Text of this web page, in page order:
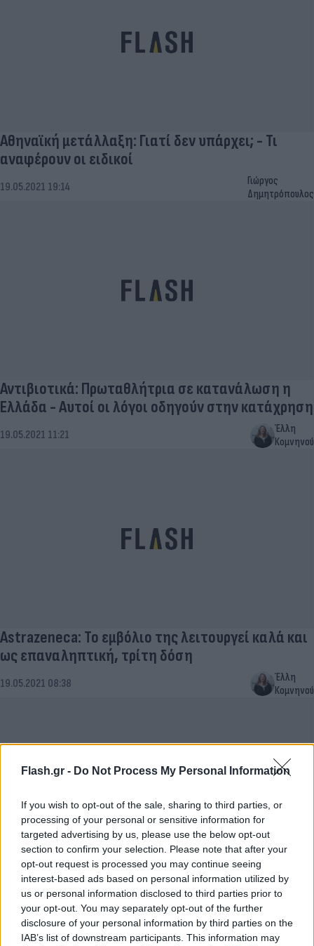
Flash.gr - Do Not Process My Personal Information
If you wish to opt-out of the sale, sharing to third parties, or
processing of your personal or sensitive information for
targeted advertising by us, please use the below opt-out
section to confirm your selection. Please note that after your
opt-out request is processed you may continue seeing
interest-based ads based on personal information utilized by
us or personal information disclosed to third parties prior to
your opt-out. You may separately opt-out of the further
disclosure of your personal information by third parties on the
IAB’s list of downstream participants. This information may
Αθηναϊκή μετάλλαξη: Γιατί δεν υπάρχει; - Τι
αναφέρουν οι ειδικοί
19.05.2021 19:14
Γιώργος
Δημητρόπουλος
Αντιβιοτικά: Πρωταθλήτρια σε κατανάλωση η
Ελλάδα - Αυτοί οι λόγοι οδηγούν στην κατάχρηση
19.05.2021 11:21
Έλλη
Κομνηνού
Astrazeneca: Το εμβόλιο της λειτουργεί καλά και
ως επαναληπτική, τρίτη δόση
19.05.2021 08:38
Έλλη
Κομνηνού
Pfizer AstraZeneca: Ασφαλής και
αποτελεσματικός ο συνδυασμός εμβολίων
18.05.2021 16:12
Αγγελική
Γιαννακού